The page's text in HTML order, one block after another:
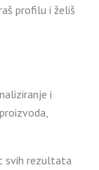
profilu i želiš
i
svih rezultata